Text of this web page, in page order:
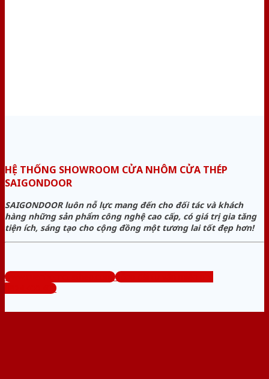
HỆ THỐNG SHOWROOM CỬA NHÔM CỬA THÉP
SAIGONDOOR
SAIGONDOOR luôn nỗ lực mang đến cho đối tác và khách
hàng những sản phẩm công nghệ cao cấp, có giá trị gia tăng
tiện ích, sáng tạo cho cộng đồng một tương lai tốt đẹp hơn!
www.cuanhomcuathep.com
Tổng đài tư vấn miễn phí:
0824.400.400